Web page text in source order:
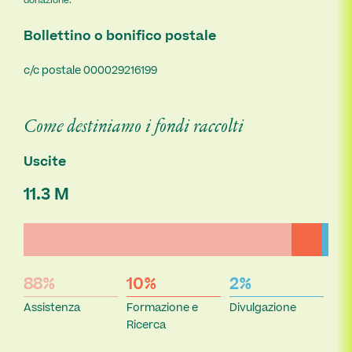
Bollettino o bonifico postale
c/c postale 000029216199
Come destiniamo i fondi raccolti
Uscite
11.3 M
88%
Assistenza
10%
Formazione e
Ricerca
2%
Divulgazione